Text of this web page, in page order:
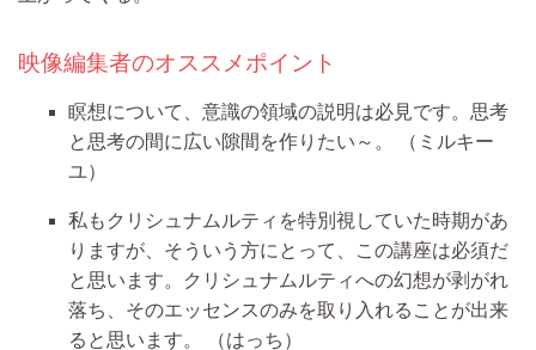
映像編集者のオススメポイント
瞑想について、意識の領域の説明は必見です。思考
と思考の間に広い隙間を作りたい～。
（ミルキー
ユ）
私もクリシュナムルティを特別視していた時期があ
りますが、そういう方にとって、この講座は必須だ
と思います。クリシュナムルティへの幻想が剥がれ
落ち、そのエッセンスのみを取り入れることが出来
ると思います。
（はっち）